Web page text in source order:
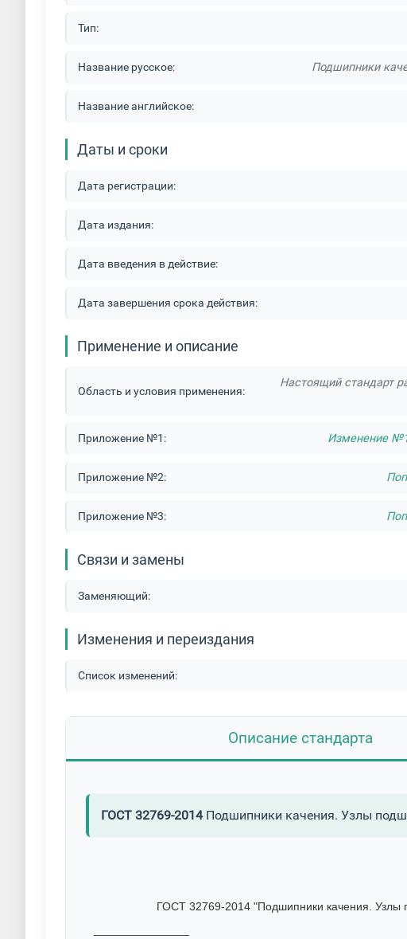
Тип:
Название русское: Подшипники
Название английское:
Даты и сроки
Дата регистрации:
Дата издания:
Дата введения в действие:
Дата завершения срока действия:
Применение и описание
Область и условия применения:
Настоящий стандарт
Приложение №1: Изменение
Приложение №2:
Приложение №3:
Связи и замены
Заменяющий:
Изменения и переиздания
Список изменений:
Описание стандарта
ГОСТ 32769-2014Подшипники качения. Узлы